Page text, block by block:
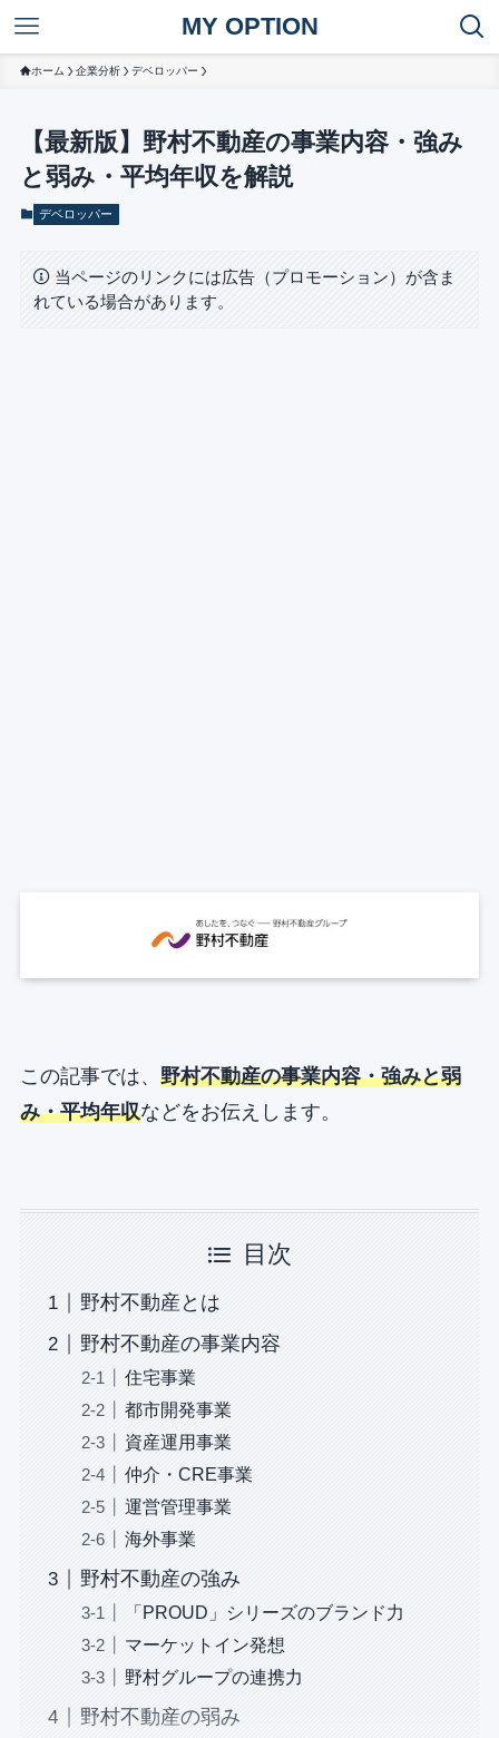
MY OPTION
ホーム 企業分析 デベロッパー
【最新版】野村不動産の事業内容・強み
と弱み・平均年収を解説
デベロッパー
当ページのリンクには広告（プロモーション）が含ま
れている場合があります。
この記事では、 野村不動産の事業内容・強みと弱
み・平均年収などをお伝えします。
目次
野村不動産とは
野村不動産の事業内容
住宅事業
都市開発事業
資産運用事業
仲介・CRE事業
運営管理事業
海外事業
野村不動産の強み
「PROUD」シリーズのブランド力
マーケットイン発想
野村グループの連携力
野村不動産の弱み